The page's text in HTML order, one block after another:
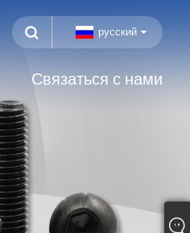
русский
Связаться с нами